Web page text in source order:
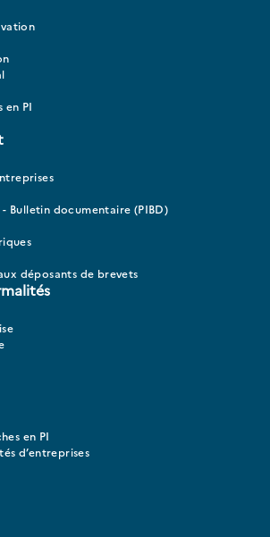
en PI
Bulletin documentaire (PIBD)
déposants de brevets
en PI
d’entreprises